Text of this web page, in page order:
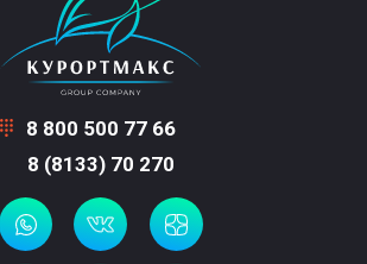
8 800 500 77 66
8 (8133) 70 270